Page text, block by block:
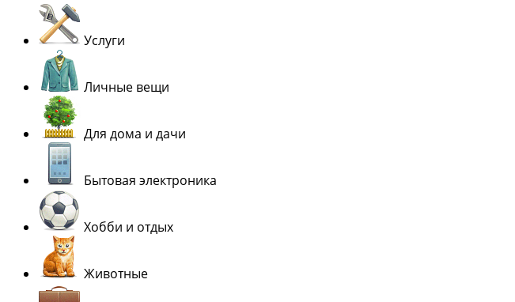
Услуги
Личные вещи
Для дома и дачи
Бытовая электроника
Хобби и отдых
Животные